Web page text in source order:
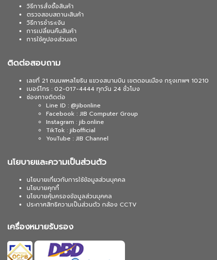
วิธีการสั่งซื้อสินค้า
ตรวจสอบสถานะสินค้า
วิธีการชำระเงิน
การเปลี่ยนคืนสินค้า
การใช้คูปองส่วนลด
ติดต่อสอบถาม
เลขที่ 21 ถนนพหลโยธิน แขวงสนามบิน เขตดอนเมือง กรุงเทพฯ 10210
เบอร์โทร : 02-017-4444 ทุกวัน 24 ชั่วโมง
ช่องทางติดต่อ
Line ID : @jibonline
Facebook : JIB Computer Group
Instagram : jib.online
TikTok : jibofficial
YouTube : JIB Channel
นโยบายและความเป็นส่วนตัว
นโยบายเกี่ยวกับการใช้ข้อมูลส่วนบุคคล
นโยบายคุกกี้
นโยบายคุ้มครองข้อมูลส่วนบุคคล
ประกาศสิทธิความเป็นส่วนตัว กล้อง CCTV
เครื่องหมายรับรอง